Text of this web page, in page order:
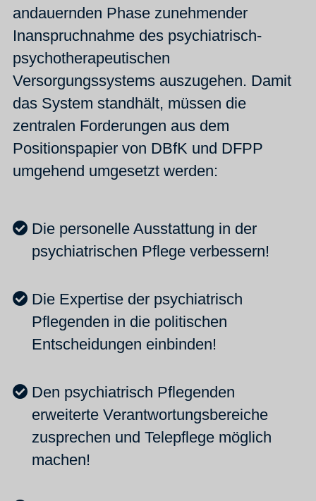
andauernden Phase zunehmender
Inanspruchnahme des psychiatrisch-
psychotherapeutischen
Versorgungssystems auszugehen. Damit
das System standhält, müssen die
zentralen Forderungen aus dem
Positionspapier von DBfK und DFPP
umgehend umgesetzt werden:
Die personelle Ausstattung in der
psychiatrischen Pflege verbessern!
Die Expertise der psychiatrisch
Pflegenden in die politischen
Entscheidungen einbinden!
Den psychiatrisch Pflegenden
erweiterte Verantwortungsbereiche
zusprechen und Telepflege möglich
machen!